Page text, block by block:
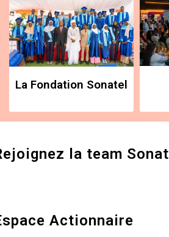
La Fondation Sonatel
la team
Actionnaire